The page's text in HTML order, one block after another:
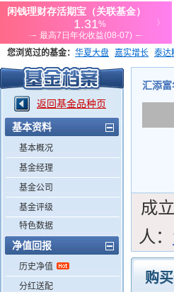
您浏览过的基金： 华夏大盘 嘉实增长 泰达
添富优势 华安宏利 上证180价值ETF
返回基金品种页
基本资料
基本概况
基金经理
基金公司
基金评级
特色数据
净值回报
历史净值
分红送配
汇添
成
人：
购